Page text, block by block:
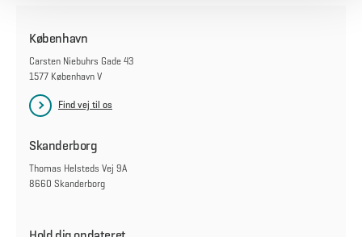
København
Carsten Niebuhrs Gade 43
1577 København V
Find vej til os
Skanderborg
Thomas Helsteds Vej 9A
8660 Skanderborg